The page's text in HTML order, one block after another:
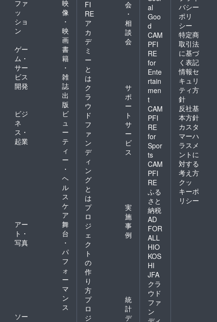
ただけ
ます。
まな板
は見て
の通り
100％プ
ラス
チック
です。
資源と
して再
利用し
やす
く、捨
てる際
も何も
考えず
に捨て
るので
く、資
源回収
などに
出して
いただ
食品衛
生法に
も適合
した抗
菌まな
板で、
高純
度、高
品質で
安心安
全の国
産材を
使用し
ている
ため、
お子様
のいる
家庭に
特に人
気で、
末永く
ご使用
してい
ただけ
ます。
まな板
ファ
ッ
ショ
ン
映
像
・
映
画
ゲー
ム・
サー
ビス
開発
書
籍
・
雑
誌
出
版
ビジ
ネ
ス・
起業
ビ
ュ
ー
テ
ィ
ー
・
ヘ
ル
ス
ケ
ア
アー
ト・
写真
舞
台
・
パ
フ
ォ
ー
マ
ン
ス
ソー
FI
RE
ア
カ
デ
ミ
ー
と
は
会
・
相
談
会
ク
ラ
ウ
ド
フ
ァ
ン
デ
ィ
ン
グ
と
は
サ
ポ
ー
ト
サ
ー
ビ
ス
プ
ロ
ジ
ェ
ク
ト
の
作
り
方
実
施
事
例
プ
ロ
ジ
統
計
デ
al
Goo
d
CAM
PFI
RE
for
Ente
rtain
men
t
CAM
PFI
RE
for
Spor
ts
CAM
PFI
RE
ふる
さと
納税
AD
FOR
ALL
HIO
KOS
HI
JFA
クラ
ウド
ファ
ン
バシー
ポリ
シー
特定商
取引法
に基づ
く表記
情報セ
キュリ
ティ方
針
反社基
本方針
カスタ
マーハ
ラスメ
ントに
対する
考え方
クッ
キーポ
リシー